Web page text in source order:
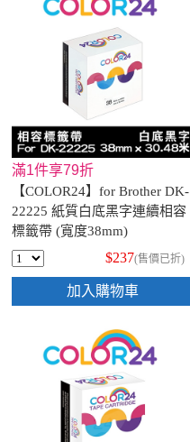
滿1件享79折
【COLOR24】for Brother DK-
22225 紙質白底黑字連續相容
標籤帶 (寬度38mm)
$237(售價已折)
加入購物車